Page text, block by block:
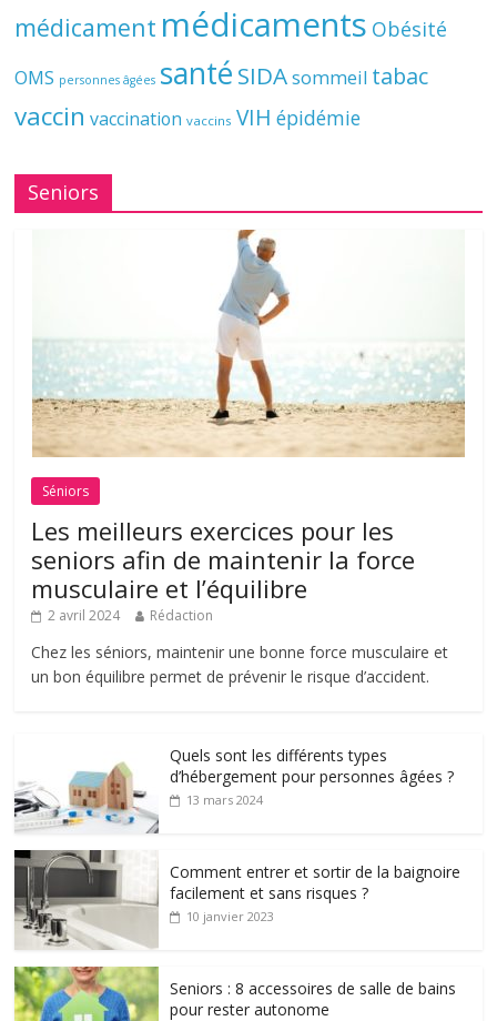
médicament médicaments Obésité
OMS personnes âgées santé SIDAsommeil tabac
vaccin vaccination vaccins VIH épidémie
Seniors
Séniors
Les meilleurs exercices pour les
seniors afin de maintenir la force
musculaire et l’équilibre
2 avril 2024 Rédaction
Chez les séniors, maintenir une bonne force musculaire et
un bon équilibre permet de prévenir le risque d’accident.
Quels sont les différents types
d’hébergement pour personnes âgées ?
13 mars 2024
Comment entrer et sortir de la baignoire
facilement et sans risques ?
10 janvier 2023
Seniors : 8 accessoires de salle de bains
pour rester autonome